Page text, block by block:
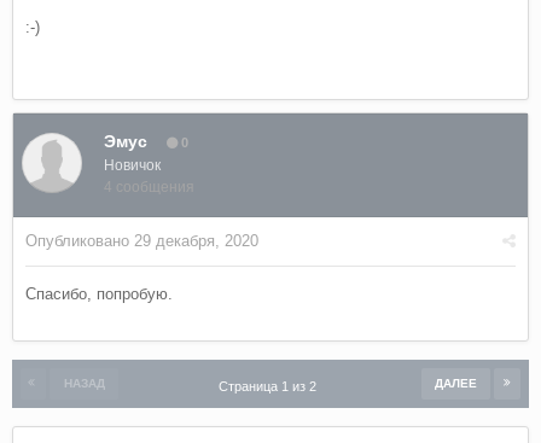
:-)
Эмус 0
Новичок
4 сообщения
Опубликовано 29 декабря, 2020
Спасибо, попробую.
НАЗАД ДАЛЕЕ
Страница 1 из 2